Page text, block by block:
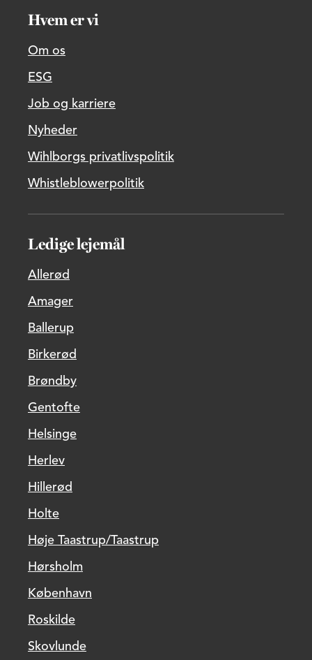
Hvem er vi
Om os
ESG
Job og karriere
Nyheder
Wihlborgs privatlivspolitik
Whistleblowerpolitik
Ledige lejemål
Allerød
Amager
Ballerup
Birkerød
Brøndby
Gentofte
Helsinge
Herlev
Hillerød
Holte
Høje Taastrup/Taastrup
Hørsholm
København
Roskilde
Skovlunde